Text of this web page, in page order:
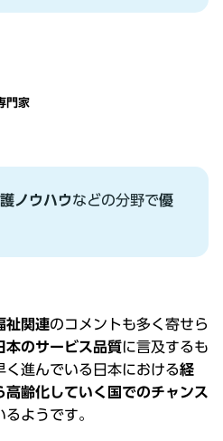
⾨家
ノウハウなどの分野で優
祉関連のコメントも多く寄せら
本のサービス品質に⾔及するも
進んでいる⽇本における経
⾼齢化していく国でのチャンス
ようです。